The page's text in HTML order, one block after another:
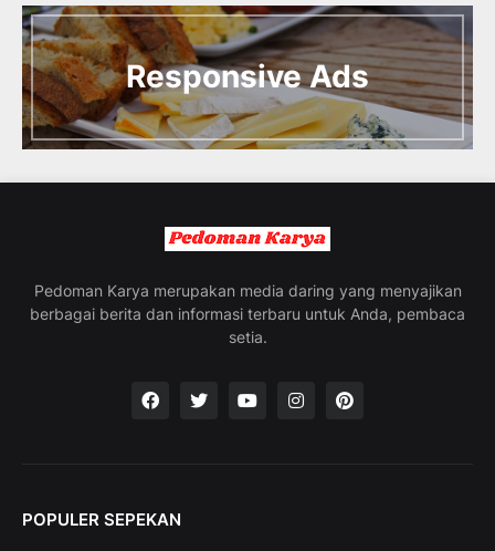
I
n
t
r
o
d
u
i
V
Responsive Ads
Pedoman Karya merupakan media daring yang menyajikan
berbagai berita dan informasi terbaru untuk Anda, pembaca
setia.
POPULER SEPEKAN